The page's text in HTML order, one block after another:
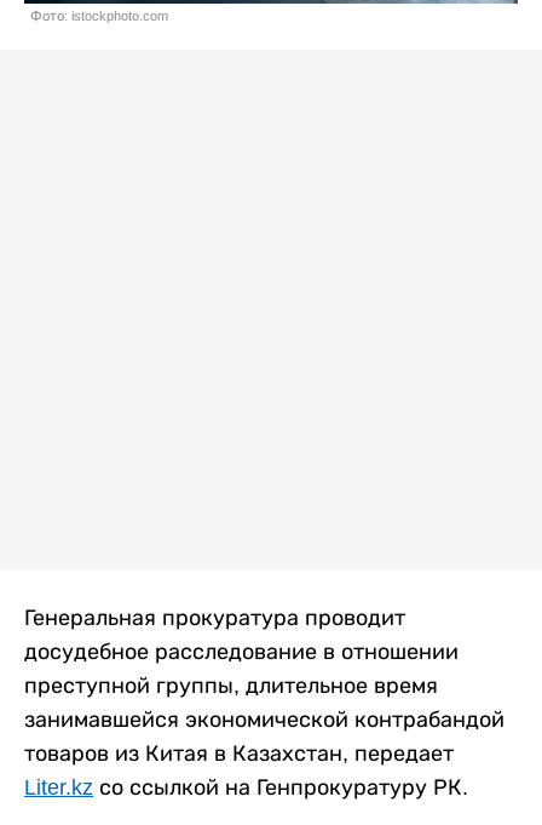
Фото: istockphoto.com
Генеральная прокуратура проводит
досудебное расследование в отношении
преступной группы, длительное время
занимавшейся экономической контрабандой
товаров из Китая в Казахстан, передает
Liter.kz со ссылкой на Генпрокуратуру РК.